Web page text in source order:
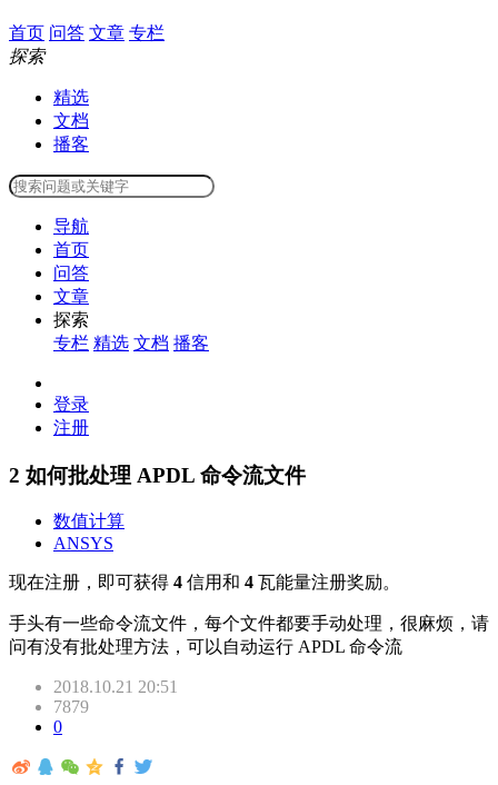
首页 问答 文章 专栏
探索
精选
文档
播客
导航
首页
问答
文章
探索
专栏 精选 文档 播客
登录
注册
2 如何批处理 APDL 命令流文件
数值计算
ANSYS
现在注册，即可获得 4 信用和 4 瓦能量注册奖励。
手头有一些命令流文件，每个文件都要手动处理，很麻烦，请
问有没有批处理方法，可以自动运行 APDL 命令流
2018.10.21 20:51
7879
0